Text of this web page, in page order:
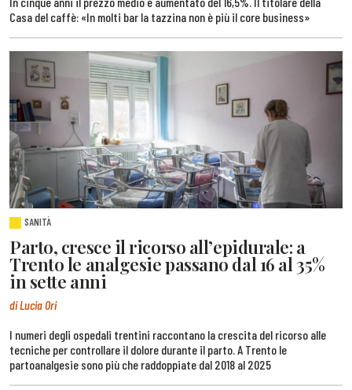
Casa del caffè: «In molti bar la tazzina non è più il core business»
SANITÀ
Parto, cresce il ricorso all’epidurale: a
Trento le analgesie passano dal 16 al 35%
in sette anni
di Lucia Ori
I numeri degli ospedali trentini raccontano la crescita del ricorso alle
tecniche per controllare il dolore durante il parto. A Trento le
partoanalgesie sono più che raddoppiate dal 2018 al 2025